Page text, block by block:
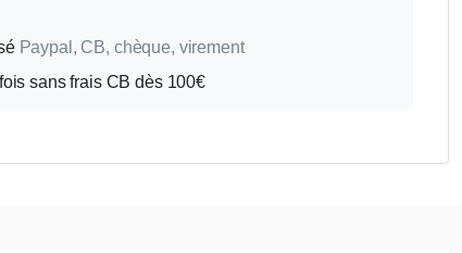
Paypal, CB, chèque, virement
sans frais CB dès 100€